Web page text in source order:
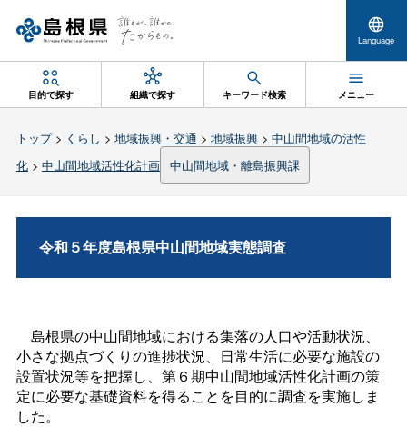
Language
目的で探す 組織で探す キーワード検索 メニュー
トップ> くらし > 地域振興・交通 > 地域振興> 中山間地域の活性
化> 中山間地域活性化計画 中山間地域・離島振興課
令和５年度島根県中山間地域実態調査
島根県の中山間地域における集落の人口や活動状況、
小さな拠点づくりの進捗状況、日常生活に必要な施設の
設置状況等を把握し、第６期中山間地域活性化計画の策
定に必要な基礎資料を得ることを目的に調査を実施しま
した。